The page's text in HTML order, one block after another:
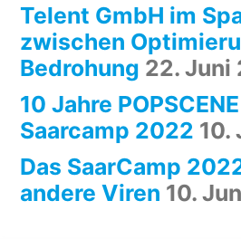
Telent GmbH im
zwischen
Bedrohung 22. Juni
10 Jahre
Saarcamp 2022 10.
Das SaarCamp
andere Viren 10.